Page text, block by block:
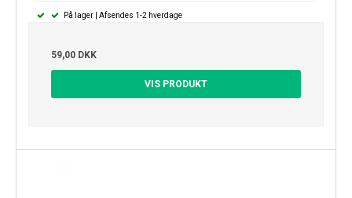
På lager | Afsendes 1-2 hverdage
59,00 DKK
VIS PRODUKT